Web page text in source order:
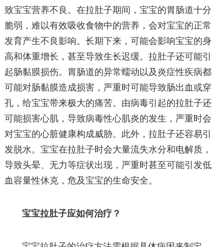
致宝宝营养不良。在拉肚子期间，宝宝的胃肠道十分
脆弱，难以有效吸收食物中的营养，会对宝宝的正常
发育产生不良影响。长期下来，可能会影响宝宝的身
高和体重增长，甚至导致生长迟缓。拉肚子还可能引
起肠黏膜损伤。胃肠道的异常蠕动以及炎症性疾病都
可能对肠黏膜造成损害，严重时可能导致肠出血或穿
孔，给宝宝带来极大的痛苦。由病毒引起的拉肚子还
可能损害心肌，导致病毒性心肌炎的发生，严重时会
对宝宝的心脏健康构成威胁。此外，拉肚子还容易引
发脱水。宝宝在拉肚子时会大量流失水分和电解质，
导致头晕、无力等症状出现，严重时甚至可能引发低
血容量性休克，危及宝宝的生命安全。
宝宝拉肚子应如何治疗？